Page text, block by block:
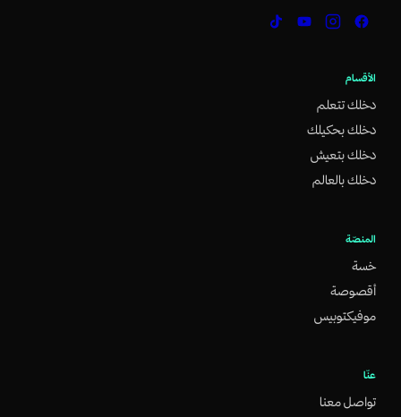
الأقسام
دخلك تتعلم
دخلك بحكيلك
دخلك بتعيش
دخلك بالعالم
المنصّة
خسة
أقصوصة
موفيكتوبيس
عنّا
تواصل معنا